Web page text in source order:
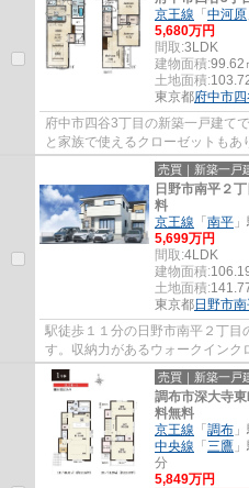
京王線 「 中河原
5,680万円
間取:3LDK
建物面積:99.62
土地面積:
東京都府中市
府中市四谷3丁目の新築一戸建て
と家族で使えるクローゼットも
テム搭載でエコな暮らしができま
売買｜新築一戸
日野市南平２
料
京王線 「 南平
5,699万円
間取:4LDK
建物面積:
土地面積:
東京都日野市
駅徒歩１１分の日野市南平２丁目
す。収納力があるウォークイン
ングは間仕切りで一つ部屋を作る
売買｜新築一戸
調布市深大寺
料無料
京王線 「 調布
中央線 「 三鷹
分
5,849万円